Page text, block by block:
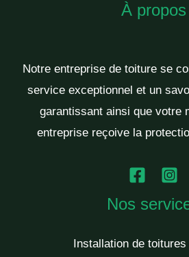
À propos
Notre entreprise de toiture se
service exceptionnel et un
garantissant ainsi que votre
entreprise reçoive la
Nos
Installation de toitures